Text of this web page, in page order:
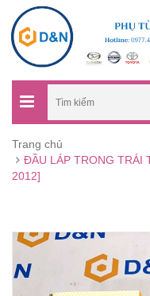
Trang chủ
ĐẦU LÁP TRONG TRÁI
2012]